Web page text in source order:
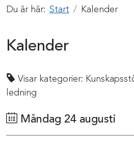
Du är här: Start Kalender
Kalender
Visar kategorier:
ledning
Måndag 24 augusti